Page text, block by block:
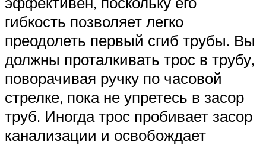
гибкость позволяет легко
преодолеть первый сгиб трубы. Вы
должны проталкивать трос в трубу,
поворачивая ручку по часовой
стрелке, пока не упретесь в засор
труб. Иногда трос пробивает засор
канализации и освобождает